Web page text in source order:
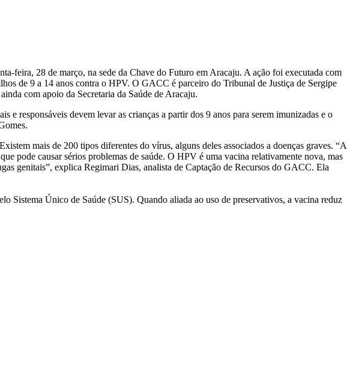
feira, 28 de março, na sede da Chave do Futuro em Aracaju. A ação foi executada com
de 9 a 14 anos contra o HPV. O GACC é parceiro do Tribunal de Justiça de Sergipe
com apoio da Secretaria da Saúde de Aracaju.
responsáveis devem levar as crianças a partir dos 9 anos para serem imunizadas e o
mais de 200 tipos diferentes do vírus, alguns deles associados a doenças graves. “A
pode causar sérios problemas de saúde. O HPV é uma vacina relativamente nova, mas
genitais”, explica Regimari Dias, analista de Captação de Recursos do GACC. Ela
Sistema Único de Saúde (SUS). Quando aliada ao uso de preservativos, a vacina reduz